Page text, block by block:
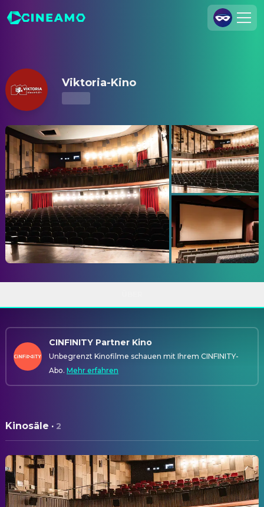
Impressum
Datenschutzerklärung
Datenschutzeinstellungen
Viktoria-Kino
CINFINITY Partner Kino
Unbegrenzt Kinofilme schauen mit Ihrem CINFINITY-
Abo. Mehr erfahren
Kinosäle · 2